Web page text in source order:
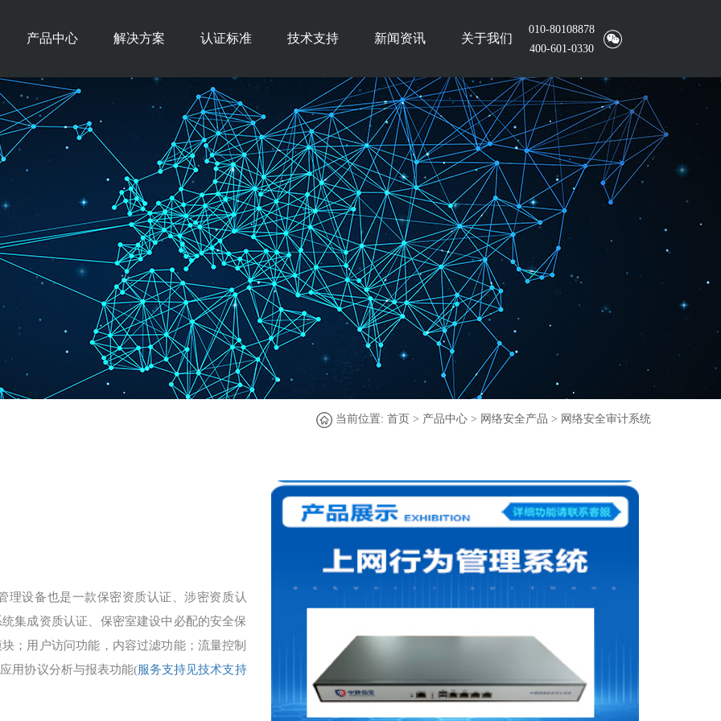
产品中心 解决方案 认证标准 技术支持 新闻资讯 关于我们
010-80108878
400-601-0330
当前位置: 首页 > 产品中心 > 网络安全产品 > 网络安全审计系统
理设备也是一款保密资质认证、涉密资质认
集成资质认证、保密室建设中必配的安全保
；用户访问功能，内容过滤功能；流量控制
用协议分析与报表功能(服务支持见技术支持